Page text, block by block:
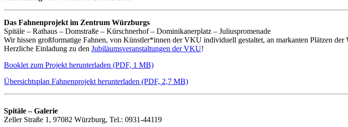
Das Fahnenprojekt im Zentrum Würzburgs
Spitäle – Rathaus – Domstraße – Kürschnerhof – Dominikanerplatz – Juliuspromenade
Wir hissen großformatige Fahnen, von Künstler*innen der VKU individuell gestaltet, an markanten Plätzen der
Herzliche Einladung zu den Jubiläumsveranstaltungen der VKU!
Booklet zum Projekt herunterladen (PDF, 1 MB)
Übersichtsplan Fahnenprojekt herunterladen (PDF, 2,7 MB)
Spitäle – Galerie
Zeller Straße 1, 97082 Würzburg, Tel.: 0931-44119